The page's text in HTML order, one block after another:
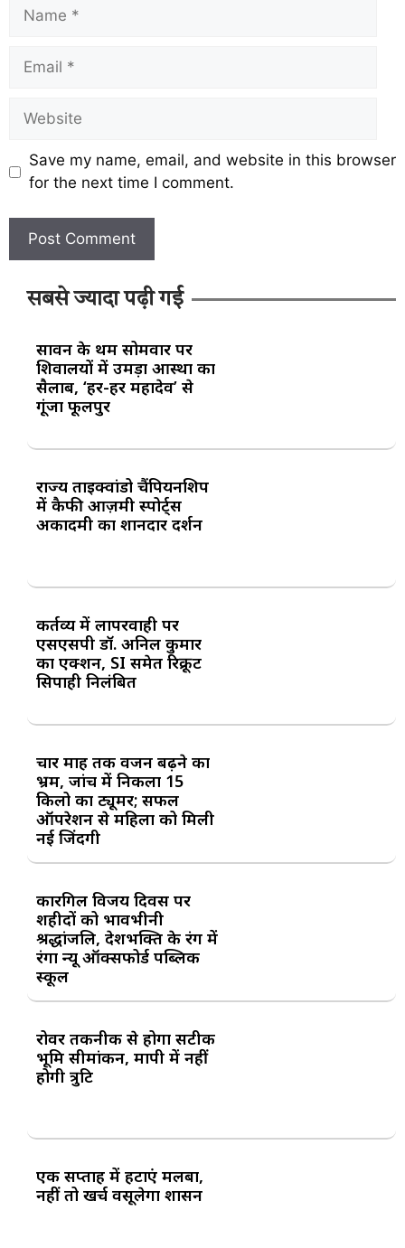
Save my name, email, and website in this browser
for the next time I comment.
सबसे ज्यादा पढ़ी गई
सावन के प्रथम सोमवार पर
शिवालयों में उमड़ा आस्था का
सैलाब, ‘हर-हर महादेव’ से
गूंजा फूलपुर
राज्य ताइक्वांडो चैंपियनशिप
में कैफी आज़मी स्पोर्ट्स
अकादमी का शानदार प्रदर्शन
कर्तव्य में लापरवाही पर
एसएसपी डॉ. अनिल कुमार
का एक्शन, SI समेत रिक्रूट
सिपाही निलंबित
चार माह तक वजन बढ़ने का
भ्रम, जांच में निकला 15
किलो का ट्यूमर; सफल
ऑपरेशन से महिला को मिली
नई जिंदगी
कारगिल विजय दिवस पर
शहीदों को भावभीनी
श्रद्धांजलि, देशभक्ति के रंग में
रंगा न्यू ऑक्सफोर्ड पब्लिक
स्कूल
रोवर तकनीक से होगा सटीक
भूमि सीमांकन, मापी में नहीं
होगी त्रुटि
एक सप्ताह में हटाएं मलबा,
नहीं तो खर्च वसूलेगा प्रशासन